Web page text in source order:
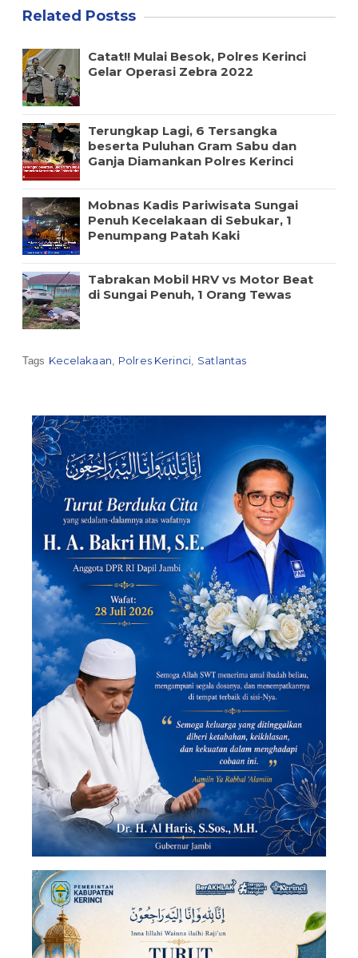
Related Postss
Catat!! Mulai Besok, Polres Kerinci
Gelar Operasi Zebra 2022
Terungkap Lagi, 6 Tersangka
beserta Puluhan Gram Sabu dan
Ganja Diamankan Polres Kerinci
Mobnas Kadis Pariwisata Sungai
Penuh Kecelakaan di Sebukar, 1
Penumpang Patah Kaki
Tabrakan Mobil HRV vs Motor Beat
di Sungai Penuh, 1 Orang Tewas
Tags Kecelakaan, Polres Kerinci, Satlantas